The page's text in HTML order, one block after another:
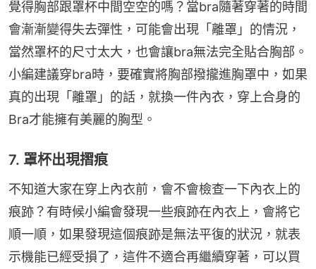
覺得胸部跟罩杯中間空空的嗎？當bra隨著穿著的時間
會漸漸變得失去彈性，可能會出現「離罩」的情況，
當然罩杯的尺寸太大，也會讓bra無法完全貼合胸部。
小編建議穿bra時，要確實將胸部撥攏進胸罩中，如果
真的出現「離罩」的話，就換一件內衣，穿上合身的
Bra才能擁有美麗的胸型。
7. 罩杯出現摺痕
不知道大家在穿上內衣前，會不會檢查一下內衣上的
痕跡？有時候小編會發現一些痕跡在內衣上，會將它
順一順，如果發現這個痕跡是無法平復的狀況，就表
示機能已經受損了，這件不適合再繼續穿著，可以買